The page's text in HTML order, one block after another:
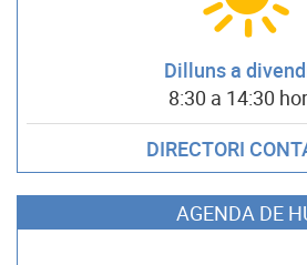
Dilluns a
8:30 a 14:30
DIRECTORI
AGENDA DE